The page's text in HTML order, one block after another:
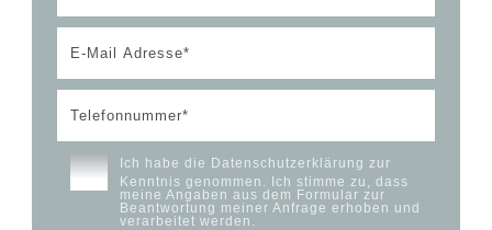
Ich habe die Datenschutzerklärung zur
Kenntnis genommen. Ich stimme zu, dass
meine Angaben aus dem Formular zur
Beantwortung meiner Anfrage erhoben und
verarbeitet werden.